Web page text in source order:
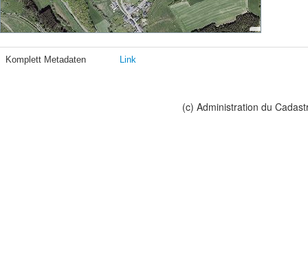
Komplett Metadaten Link
(c) Administration du